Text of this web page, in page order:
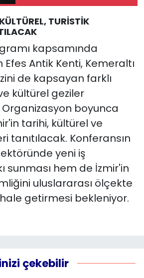
TURİSTİK
kapsamında
Efes Antik Kenti, Kemeraltı
de kapsayan farklı
kültürel geziler
boyunca
tarihi, kültürel ve
tanıtılacak. Konferansın
yeni iş
sunması hem de İzmir'in
uluslararası ölçekte
getirmesi bekleniyor.
çekebilir